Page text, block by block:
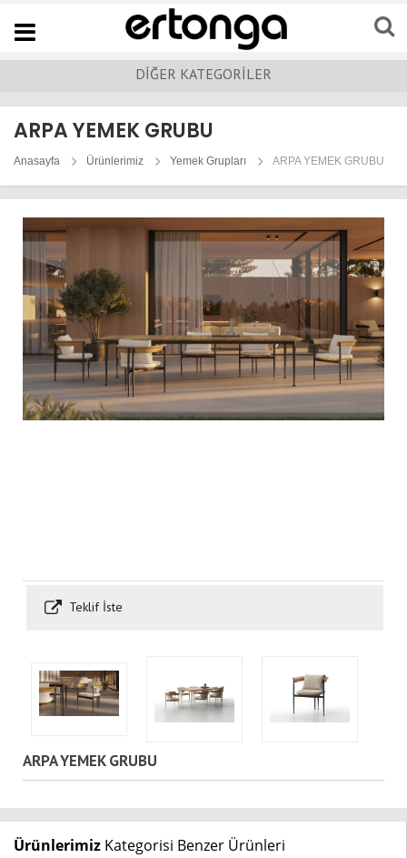
Navigation
DİĞER KATEGORİLER
ARPA YEMEK GRUBU
Anasayfa Ürünlerimiz Yemek Grupları ARPA YEMEK GRUBU
Teklif İste
ARPA YEMEK GRUBU
Ürünlerimiz Kategorisi Benzer Ürünleri